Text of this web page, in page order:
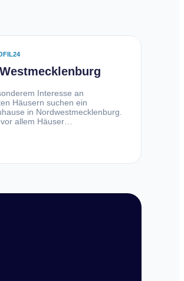
Interesse an
Häusern suchen ein
in Nordwestmecklenburg.
allem Häuser…